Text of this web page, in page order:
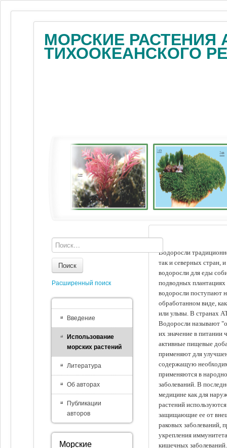
МОРСКИЕ РАСТЕНИЯ
ТИХООКЕАНСКОГО
Водоросли
так и северных стран,
водоросли для еды
подводных
водоросли поступают
обработанном виде,
или ульвы. В странах
Водоросли называют
их значение в питании
активные пищевые
применяют для
содержащую
применяются в
заболеваний. В
медицине как для
растений
защищающие ее от
раковых заболеваний,
укрепления
кишечных
Поиск
Расширенный поиск
Введение
Использование
морских растений
Литература
Об авторах
Публикации
авторов
Морские